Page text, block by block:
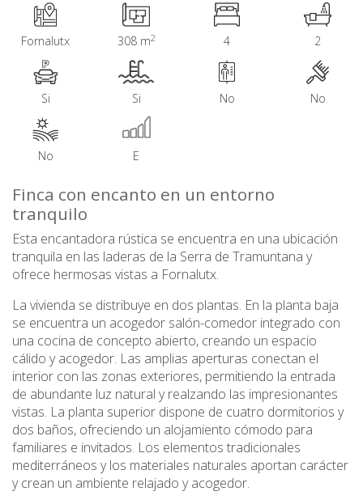
Fornalutx 308 m2 4 2
Si Si No No
No E
Finca con encanto en un entorno
tranquilo
Esta encantadora rústica se encuentra en una ubicación
tranquila en las laderas de la Serra de Tramuntana y
ofrece hermosas vistas a Fornalutx.
La vivienda se distribuye en dos plantas. En la planta baja
se encuentra un acogedor salón-comedor integrado con
una cocina de concepto abierto, creando un espacio
cálido y acogedor. Las amplias aperturas conectan el
interior con las zonas exteriores, permitiendo la entrada
de abundante luz natural y realzando las impresionantes
vistas. La planta superior dispone de cuatro dormitorios y
dos baños, ofreciendo un alojamiento cómodo para
familiares e invitados. Los elementos tradicionales
mediterráneos y los materiales naturales aportan carácter
y crean un ambiente relajado y acogedor.